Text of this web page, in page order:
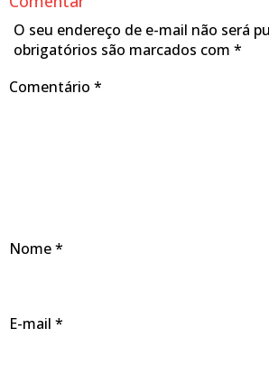
O seu endereço de e-mail não será
obrigatórios são marcados com *
Comentário *
Nome*
E-mail *